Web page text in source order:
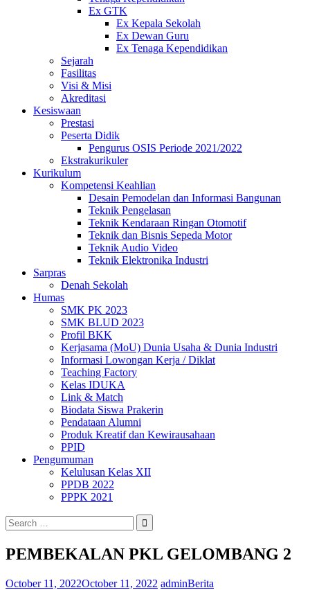
Ex GTK
Ex Kepala Sekolah
Ex Dewan Guru
Ex Tenaga Kependidikan
Sejarah
Fasilitas
Visi & Misi
Akreditasi
Kesiswaan
Prestasi
Peserta Didik
Pengurus OSIS Periode 2021/2022
Ekstrakurikuler
Kurikulum
Kompetensi Keahlian
Desain Pemodelan dan Informasi Bangunan
Teknik Pengelasan
Teknik Kendaraan Ringan Otomotif
Teknik dan Bisnis Sepeda Motor
Teknik Audio Video
Teknik Elektronika Industri
Sarpras
Denah Sekolah
Humas
SMK PK 2023
SMK BLUD 2023
Profil BKK
Kerjasama (MoU) Dunia Usaha & Dunia Industri
Informasi Lowongan Kerja / Diklat
Teaching Factory
Kelas IDUKA
Link & Match
Biodata Siswa Prakerin
Pendataan Alumni
Produk Kreatif dan Kewirausahaan
PPID
Pengumuman
Kelulusan Kelas XII
PPDB 2022
PPPK 2021
Search
for:
PEMBEKALAN PKL GELOMBANG 2
October 11, 2022October 11, 2022 adminBerita